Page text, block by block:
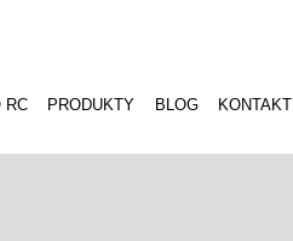
RC PRODUKTY BLOG KONTAKT